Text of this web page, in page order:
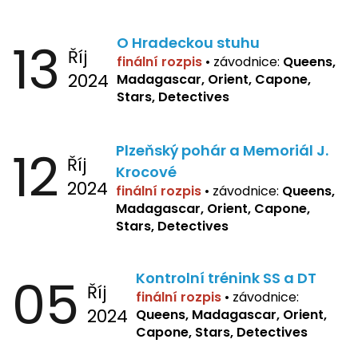
13 Říj
2024
O Hradeckou stuhu
finální rozpis • závodnice: Queens,
Madagascar, Orient, Capone,
Stars, Detectives
12 Říj
2024
Plzeňský pohár a Memoriál J.
Krocové
finální rozpis • závodnice: Queens,
Madagascar, Orient, Capone,
Stars, Detectives
05 Říj
2024
Kontrolní trénink SS a DT
finální rozpis • závodnice:
Queens, Madagascar, Orient,
Capone, Stars, Detectives